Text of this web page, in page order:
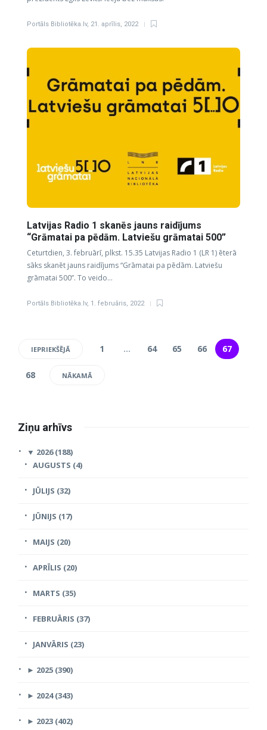
Portāls Bibliotēka.lv, 21. aprīlis, 2022
Latvijas Radio 1 skanēs jauns raidījums
“Grāmatai pa pēdām. Latviešu grāmatai 500”
Ceturtdien, 3. februārī, plkst. 15.35 Latvijas Radio 1 (LR 1) ēterā
sāks skanēt jauns raidījums “Grāmatai pa pēdām. Latviešu
grāmatai 500”. To veido…
Portāls Bibliotēka.lv, 1. februāris, 2022
IEPRIEKŠĒJĀ 1 … 64 65 66 67
68 NĀKAMĀ
Ziņu arhīvs
▼ 2026 (188)
AUGUSTS (4)
JŪLIJS (32)
JŪNIJS (17)
MAIJS (20)
APRĪLIS (20)
MARTS (35)
FEBRUĀRIS (37)
JANVĀRIS (23)
► 2025 (390)
► 2024 (343)
► 2023 (402)